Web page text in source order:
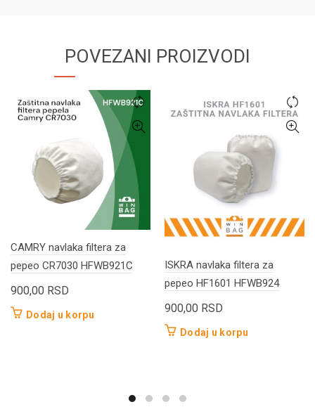
POVEZANI PROIZVODI
CAMRY navlaka filtera za
pepeo CR7030 HFWB921C
900,00 RSD
Dodaj u korpu
ISKRA navlaka filtera za
pepeo HF1601 HFWB924
900,00 RSD
Dodaj u korpu